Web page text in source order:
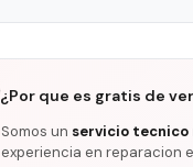
¿Por que es gratis de
Somos un servicio tecnico
experiencia en reparacion